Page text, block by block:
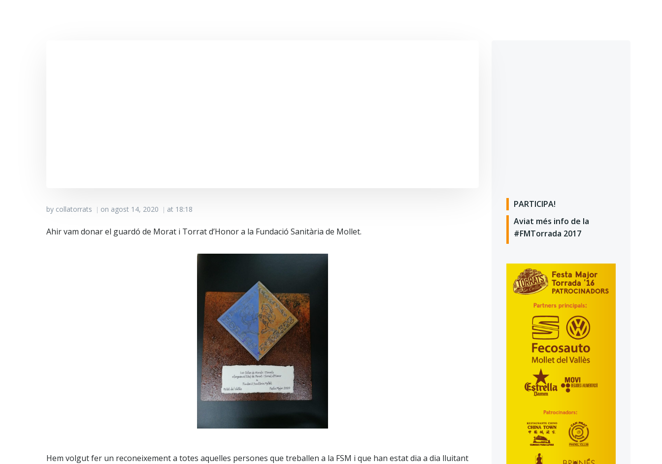
by collatorrats | on agost 14, 2020 | at 18:18
Ahir vam donar el guardó de Morat i Torrat d’Honor a la Fundació Sanitària de Mollet.
Hem volgut fer un reconeixement a totes aquelles persones que treballen a la FSM i que han estat dia a dia lluitant
PARTICIPA!
Aviat més info de la
#FMTorrada 2017